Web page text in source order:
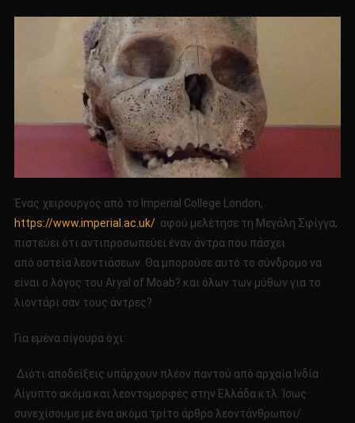
Ένας χειρουργός από το Imperial College London,
https://www.imperial.ac.uk/αφού μελέτησε τη Μεγάλη Σφίγγα,
πιστεύει ότι αντιπροσωπεύει έναν άντρα που πάσχει
από οστεία λεοντιάσεων Θα μπορούσε αυτό το σύνδρομο να
είναι ο λόγος του Aryal of Moab? και όλων των μύθων για το
λιοντάρι σαν τους άντρες?
Για εμένα σίγουρα όχι.
Διότι αποδείξεις υπάρχουν πλέον παντού από αρχαία Ινδία
Αίγυπτο ακόμα και λεοντομορφές στην Ελλάδα κτλ. Ίσως
συνεχίσουμε με ένα ακόμα τρίτο άρθρο λεοντάνθρωποι/